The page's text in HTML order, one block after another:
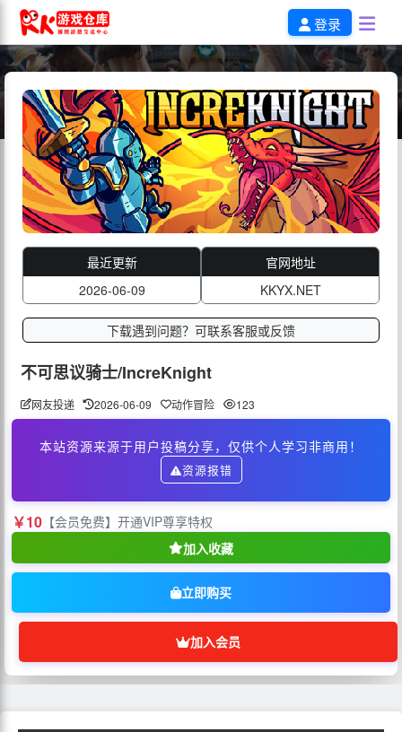
登录
最近更新
2026-06-09
官网地址
KKYX.NET
下载遇到问题？可联系客服或反馈
不可思议骑士/IncreKnight
网友投递 2026-06-09 动作冒险 123
本站资源来源于用户投稿分享，仅供个人学习非商用！
资源报错
￥10 【会员免费】开通VIP尊享特权
加入收藏
立即购买
加入会员